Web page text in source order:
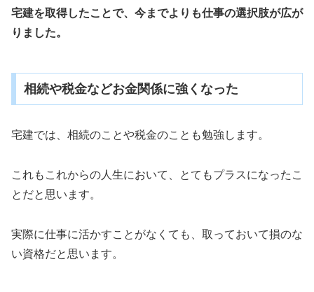
宅建を取得したことで、今までよりも仕事の選択肢が広が
りました。
相続や税金などお金関係に強くなった
宅建では、相続のことや税金のことも勉強します。
これもこれからの人生において、とてもプラスになったこ
とだと思います。
実際に仕事に活かすことがなくても、取っておいて損のな
い資格だと思います。